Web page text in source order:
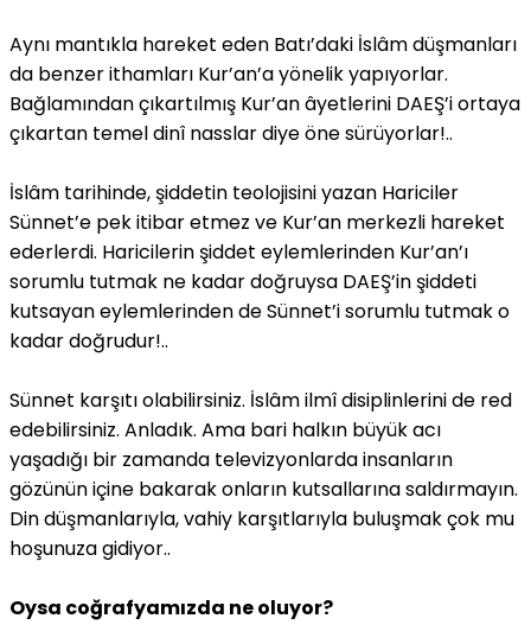
Aynı mantıkla hareket eden Batı’daki İslâm düşmanları
da benzer ithamları Kur’an’a yönelik yapıyorlar.
Bağlamından çıkartılmış Kur’an âyetlerini DAEŞ’i ortaya
çıkartan temel dinî nasslar diye öne sürüyorlar!..
İslâm tarihinde, şiddetin teolojisini yazan Hariciler
Sünnet’e pek itibar etmez ve Kur’an merkezli hareket
ederlerdi. Haricilerin şiddet eylemlerinden Kur’an’ı
sorumlu tutmak ne kadar doğruysa DAEŞ’in şiddeti
kutsayan eylemlerinden de Sünnet’i sorumlu tutmak o
kadar doğrudur!..
Sünnet karşıtı olabilirsiniz. İslâm ilmî disiplinlerini de red
edebilirsiniz. Anladık. Ama bari halkın büyük acı
yaşadığı bir zamanda televizyonlarda insanların
gözünün içine bakarak onların kutsallarına saldırmayın.
Din düşmanlarıyla, vahiy karşıtlarıyla buluşmak çok mu
hoşunuza gidiyor..
Oysa coğrafyamızda ne oluyor?